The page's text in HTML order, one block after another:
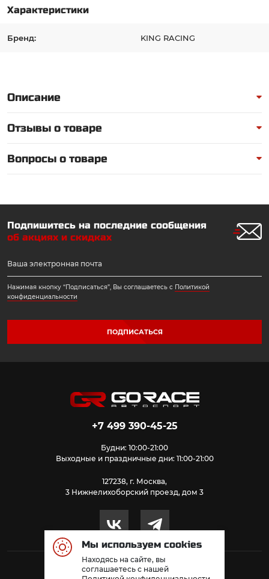
Характеристики
Бренд: KING RACING
Описание
Отзывы о товаре
Вопросы о товаре
Подпишитесь на последние сообщения
об акциях и скидках
Нажимая кнопку “Подписаться”, Вы соглашаетесь с Политикой
конфиденциальности
ПОДПИСАТЬСЯ
+7 499 390-45-25
Будни: 10:00-21:00
Выходные и праздничные дни: 11:00-21:00
127238, г. Москва,
3 Нижнелихоборский проезд, дом 3
© 2026 GoRace. Все права защищены.
Мы используем cookies
Находясь на сайте, вы
соглашаетесь с нашей